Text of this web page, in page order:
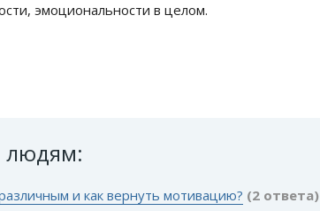
эмоциональности в целом.
людям:
и как вернуть мотивацию? (2 ответа)